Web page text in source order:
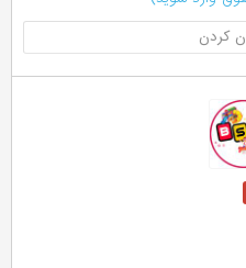
کردن